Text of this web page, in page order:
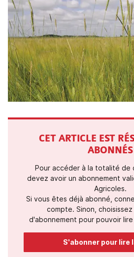
CET ARTICLE EST
ABONNÉS
Pour accéder à la totalité de
devez avoir un abonnement
Agricoles.
Si vous êtes déjà abonné,
compte. Sinon,
d'abonnement pour pouvoir
S'abonner pour lire